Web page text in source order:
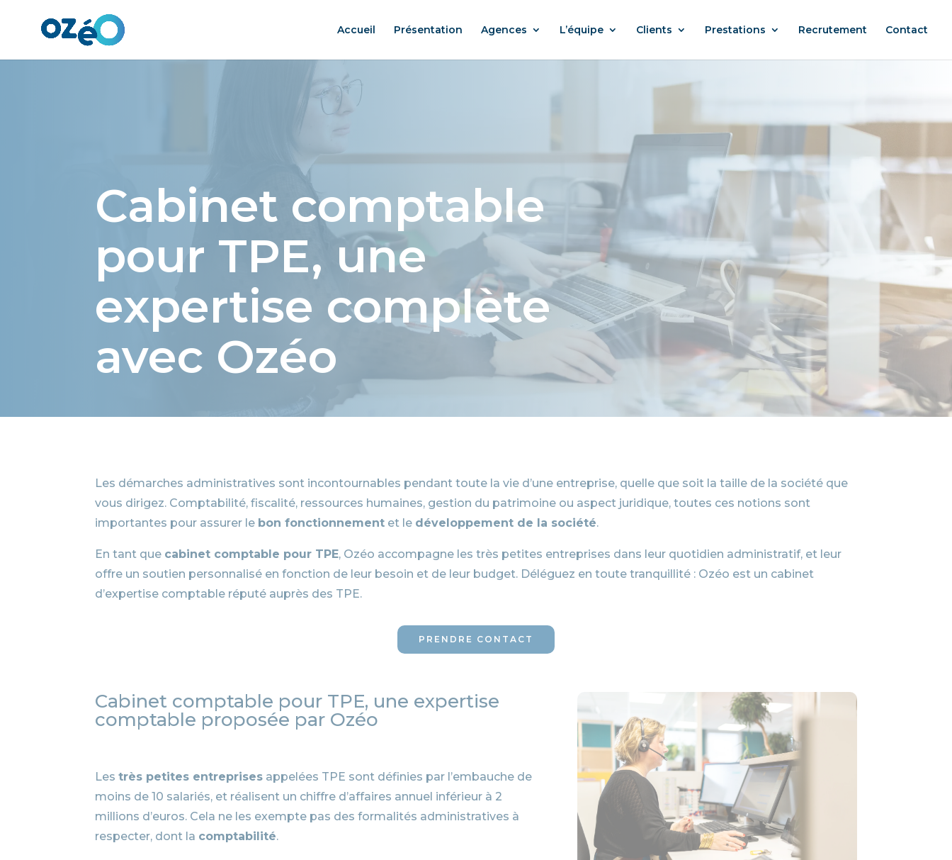
Accueil Présentation Agences L’équipe Clients Prestations Recrutement Contact
Cabinet comptable
pour TPE, une
expertise complète
avec Ozéo
Les démarches administratives sont incontournables pendant toute la vie d’une entreprise, quelle que soit la taille de la société que
vous dirigez. Comptabilité, fiscalité, ressources humaines, gestion du patrimoine ou aspect juridique, toutes ces notions sont
importantes pour assurer le bon fonctionnement et le développement de la société.
En tant que cabinet comptable pour TPE, Ozéo accompagne les très petites entreprises dans leur quotidien administratif, et leur
offre un soutien personnalisé en fonction de leur besoin et de leur budget. Déléguez en toute tranquillité : Ozéo est un cabinet
d’expertise comptable réputé auprès des TPE.
PRENDRE CONTACT
Cabinet comptable pour TPE, une expertise
comptable proposée par Ozéo
Lestrès petites entreprises appelées TPE sont définies par l’embauche de
moins de 10 salariés, et réalisent un chiffre d’affaires annuel inférieur à 2
millions d’euros. Cela ne les exempte pas des formalités administratives à
respecter, dont la comptabilité.